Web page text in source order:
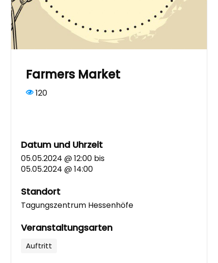
Farmers Market
120
Datum und Uhrzeit
05.05.2024 @ 12:00 bis
05.05.2024 @ 14:00
Standort
Tagungszentrum Hessenhöfe
Veranstaltungsarten
Auftritt